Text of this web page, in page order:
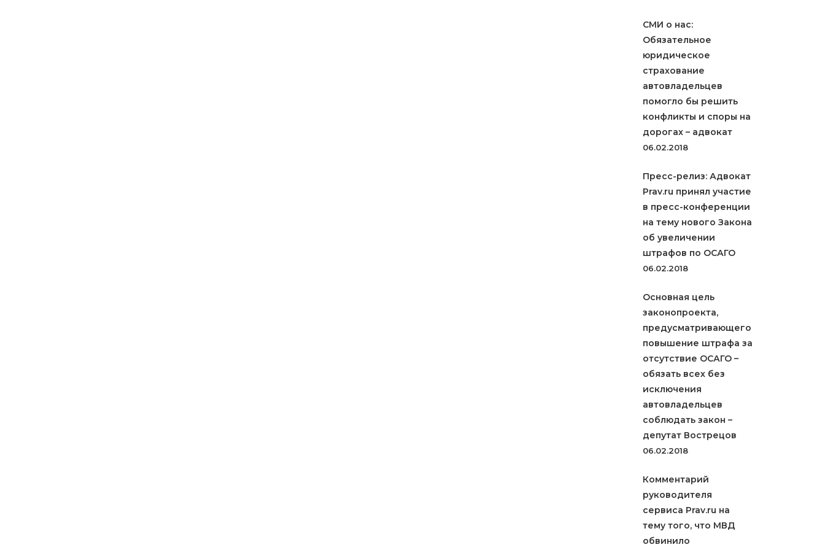
СМИ о нас:
Обязательное
юридическое
страхование
автовладельцев
помогло бы решить
конфликты и споры на
дорогах – адвокат
06.02.2018
Пресс-релиз: Адвокат
Prav.ru принял участие
в пресс-конференции
на тему нового Закона
об увеличении
штрафов по ОСАГО
06.02.2018
Основная цель
законопроекта,
предусматривающего
повышение штрафа за
отсутствие ОСАГО –
обязать всех без
исключения
автовладельцев
соблюдать закон –
депутат Вострецов
06.02.2018
Комментарий
руководителя
сервиса Prav.ru на
тему того, что МВД
обвинило